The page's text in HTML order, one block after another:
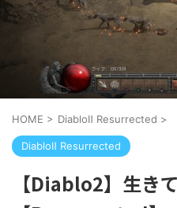
HOME > DiabloⅡ Resurrected >
DiabloⅡ Resurrected
【Diablo2】生き